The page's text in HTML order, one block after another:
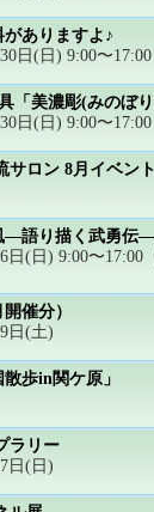
ありますよ♪
日(日) 9:00〜17:00
「美濃彫(みのぼ
日(日) 9:00〜17:00
サロン 8月イベント
―語り描く武勇伝―
日(日) 9:00〜17:00
催分）
日(土)
歩in関ケ原」
ラリー
日(日)